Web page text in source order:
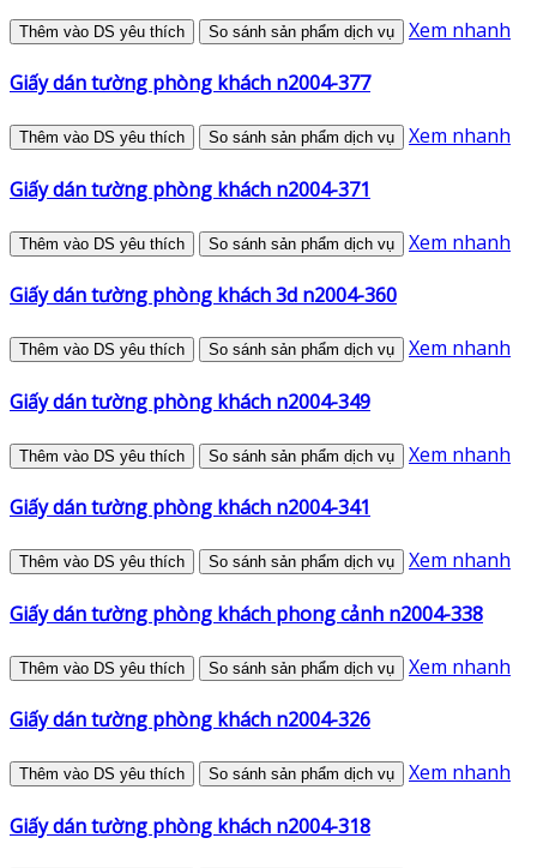
Thêm vào DS yêu thích So sánh sản phẩm dịch vụ Xem nhanh
Giấy dán tường phòng khách n2004-377
Thêm vào DS yêu thích So sánh sản phẩm dịch vụ Xem nhanh
Giấy dán tường phòng khách n2004-371
Thêm vào DS yêu thích So sánh sản phẩm dịch vụ Xem nhanh
Giấy dán tường phòng khách 3d n2004-360
Thêm vào DS yêu thích So sánh sản phẩm dịch vụ Xem nhanh
Giấy dán tường phòng khách n2004-349
Thêm vào DS yêu thích So sánh sản phẩm dịch vụ Xem nhanh
Giấy dán tường phòng khách n2004-341
Thêm vào DS yêu thích So sánh sản phẩm dịch vụ Xem nhanh
Giấy dán tường phòng khách phong cảnh n2004-338
Thêm vào DS yêu thích So sánh sản phẩm dịch vụ Xem nhanh
Giấy dán tường phòng khách n2004-326
Thêm vào DS yêu thích So sánh sản phẩm dịch vụ Xem nhanh
Giấy dán tường phòng khách n2004-318